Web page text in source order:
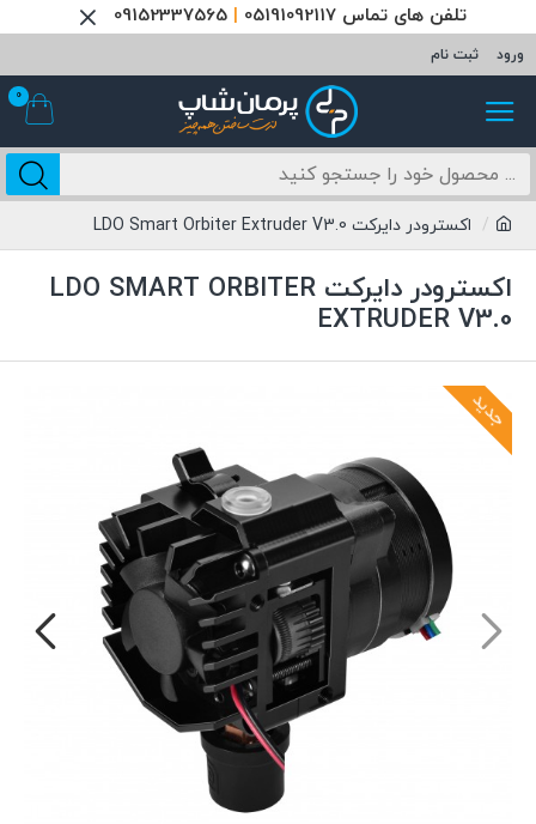
تلفن های تماس 05191092117 09152337565
ورود ثبت نام
0
اکسترودر دایرکت LDO Smart Orbiter Extruder V3.0
اکسترودر دایرکت LDO SMART ORBITER
EXTRUDER V3.0
جدید